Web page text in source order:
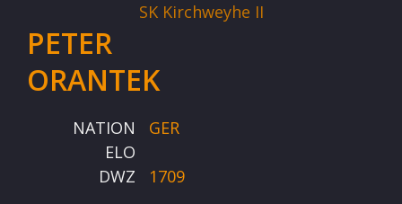
SK Kirchweyhe II
PETER
ORANTEK
NATION
GER
ELO
DWZ
1709